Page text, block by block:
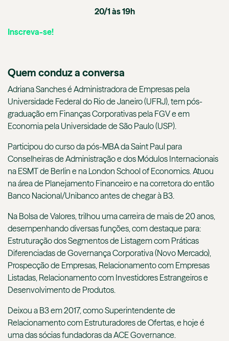
20/1 às 19h
Inscreva-se!
Quem conduz a conversa
Adriana Sanches é Administradora de Empresas pela
Universidade Federal do Rio de Janeiro (UFRJ), tem pós-
graduação em Finanças Corporativas pela FGV e em
Economia pela Universidade de São Paulo (USP).
Participou do curso da pós-MBA da Saint Paul para
Conselheiras de Administração e dos Módulos Internacionais
na ESMT de Berlin e na London School of Economics. Atuou
na área de Planejamento Financeiro e na corretora do então
Banco Nacional/Unibanco antes de chegar à B3.
Na Bolsa de Valores, trilhou uma carreira de mais de 20 anos,
desempenhando diversas funções, com destaque para:
Estruturação dos Segmentos de Listagem com Práticas
Diferenciadas de Governança Corporativa (Novo Mercado),
Prospecção de Empresas, Relacionamento com Empresas
Listadas, Relacionamento com Investidores Estrangeiros e
Desenvolvimento de Produtos.
Deixou a B3 em 2017, como Superintendente de
Relacionamento com Estruturadores de Ofertas, e hoje é
uma das sócias fundadoras da ACE Governance.